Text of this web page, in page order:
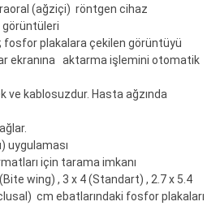
(ağziçi) röntgen cihaz
görüntüleri
fosfor plakalara çekilen görüntüyü
ekranına aktarma işlemini otomatik
ve kablosuzdur. Hasta ağzında
uygulaması
için tarama imkanı
wing) , 3 x 4 (Standart) , 2.7 x 5.4
cm ebatlarındaki fosfor plakaları